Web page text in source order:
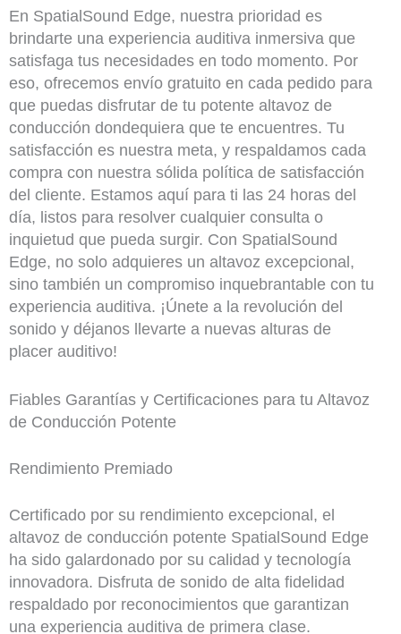
En SpatialSound Edge, nuestra prioridad es
brindarte una experiencia auditiva inmersiva que
satisfaga tus necesidades en todo momento. Por
eso, ofrecemos envío gratuito en cada pedido para
que puedas disfrutar de tu potente altavoz de
conducción dondequiera que te encuentres. Tu
satisfacción es nuestra meta, y respaldamos cada
compra con nuestra sólida política de satisfacción
del cliente. Estamos aquí para ti las 24 horas del
día, listos para resolver cualquier consulta o
inquietud que pueda surgir. Con SpatialSound
Edge, no solo adquieres un altavoz excepcional,
sino también un compromiso inquebrantable con tu
experiencia auditiva. ¡Únete a la revolución del
sonido y déjanos llevarte a nuevas alturas de
placer auditivo!
Fiables Garantías y Certificaciones para tu Altavoz
de Conducción Potente
Rendimiento ​Premiado
Certificado por su rendimiento excepcional, el
altavoz de conducción potente SpatialSound Edge
ha sido galardonado por su calidad y tecnología
innovadora. Disfruta de sonido de alta fidelidad
respaldado por reconocimientos que garantizan
una experiencia auditiva de primera clase.